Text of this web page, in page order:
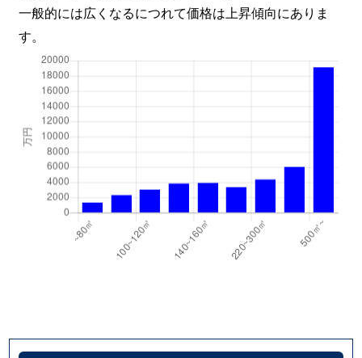
一般的には広くなるにつれて価格は上昇傾向にありま
す。